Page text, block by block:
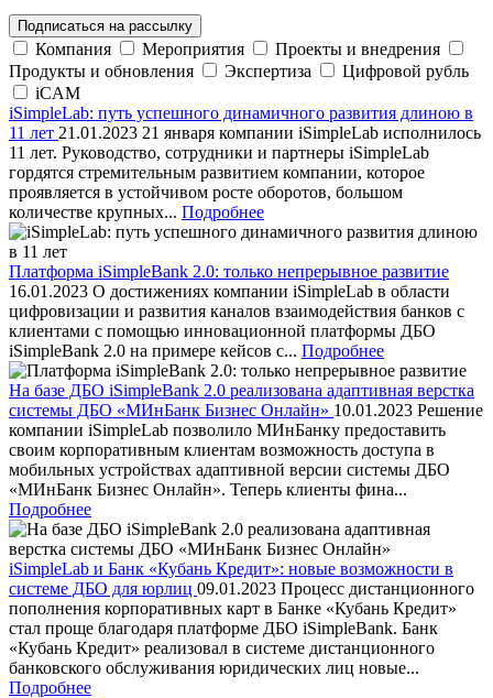
Подписаться на рассылку
Компания Мероприятия
Проекты и внедрения
Продукты и обновления
Экспертиза
Цифровой рубль
iCAM
iSimpleLab: путь успешного динамичного развития длиною в
11 лет 21.01.2023 21 января компании iSimpleLab исполнилось
11 лет. Руководство, сотрудники и партнеры iSimpleLab
гордятся стремительным развитием компании, которое
проявляется в устойчивом росте оборотов, большом
количестве крупных... Подробнее
Платформа iSimpleBank 2.0: только непрерывное развитие
16.01.2023 О достижениях компании iSimpleLab в области
цифровизации и развития каналов взаимодействия банков с
клиентами с помощью инновационной платформы ДБО
iSimpleBank 2.0 на примере кейсов с... Подробнее
На базе ДБО iSimpleBank 2.0 реализована адаптивная верстка
системы ДБО «МИнБанк Бизнес Онлайн» 10.01.2023 Решение
компании iSimpleLab позволило МИнБанку предоставить
своим корпоративным клиентам возможность доступа в
мобильных устройствах адаптивной версии системы ДБО
«МИнБанк Бизнес Онлайн». Теперь клиенты фина...
Подробнее
iSimpleLab и Банк «Кубань Кредит»: новые возможности в
системе ДБО для юрлиц 09.01.2023 Процесс дистанционного
пополнения корпоративных карт в Банке «Кубань Кредит»
стал проще благодаря платформе ДБО iSimpleBank. Банк
«Кубань Кредит» реализовал в системе дистанционного
банковского обслуживания юридических лиц новые...
Подробнее